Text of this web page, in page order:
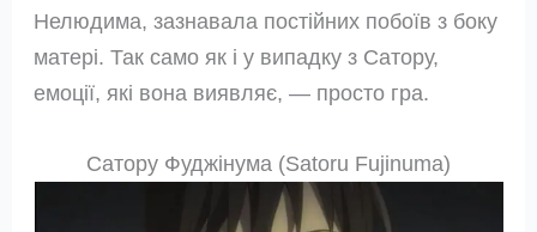
Нелюдима, зазнавала постійних побоїв з боку
матері. Так само як і у випадку з Сатору,
емоції, які вона виявляє, — просто гра.
Сатору Фуджінума (Satoru Fujinuma)